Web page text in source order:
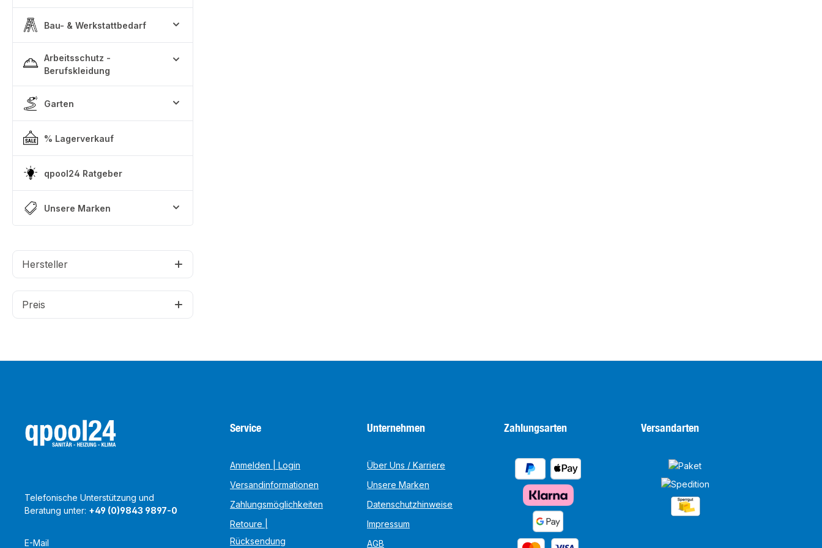
Bau- & Werkstattbedarf
Arbeitsschutz -
Berufskleidung
Garten
% Lagerverkauf
qpool24 Ratgeber
Unsere Marken
Hersteller
Preis
Telefonische Unterstützung und
Beratung unter: +49 (0)9843 9897-0
E-Mail
Service
Anmelden | Login
Versandinformationen
Zahlungsmöglichkeiten
Retoure |
Rücksendung
Unternehmen
Über Uns / Karriere
Unsere Marken
Datenschutzhinweise
Impressum
AGB
Zahlungsarten Versandarten